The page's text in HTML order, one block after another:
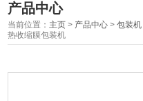
产品中心
当前位置： 主页 > 产品中心 >包装机
热收缩膜包装机